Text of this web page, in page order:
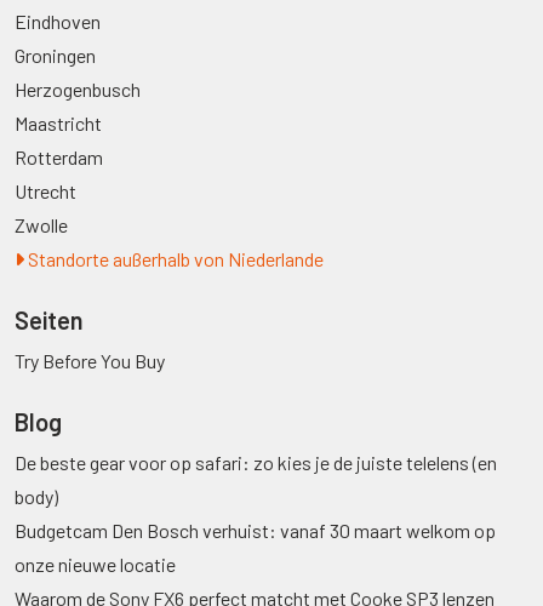
Eindhoven
Groningen
Herzogenbusch
Maastricht
Rotterdam
Utrecht
Zwolle
Standorte außerhalb von Niederlande
Seiten
Try Before You Buy
Blog
De beste gear voor op safari: zo kies je de juiste telelens (en
body)
Budgetcam Den Bosch verhuist: vanaf 30 maart welkom op
onze nieuwe locatie
Waarom de Sony FX6 perfect matcht met Cooke SP3 lenzen